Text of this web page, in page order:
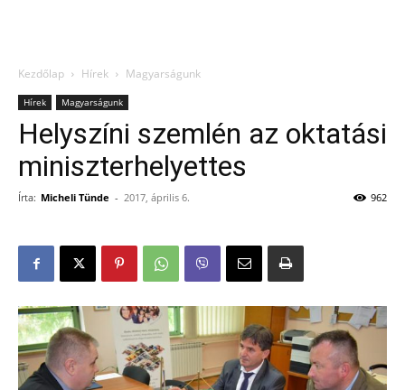
Kezdőlap Hírek Magyarságunk
Hírek Magyarságunk
Helyszíni szemlén az oktatási
miniszterhelyettes
Írta: Micheli Tünde - 2017, április 6. 962